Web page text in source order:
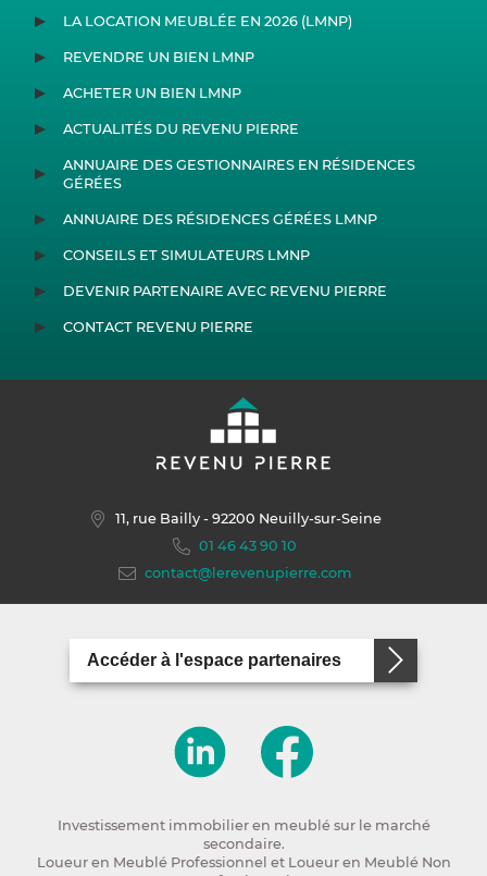
LA LOCATION MEUBLÉE EN 2026 (LMNP)
REVENDRE UN BIEN LMNP
ACHETER UN BIEN LMNP
ACTUALITÉS DU REVENU PIERRE
ANNUAIRE DES GESTIONNAIRES EN RÉSIDENCES
GÉRÉES
ANNUAIRE DES RÉSIDENCES GÉRÉES LMNP
CONSEILS ET SIMULATEURS LMNP
DEVENIR PARTENAIRE AVEC REVENU PIERRE
CONTACT REVENU PIERRE
11, rue Bailly- 92200 Neuilly-sur-Seine
01 46 43 90 10
contact@lerevenupierre.com
Accéder à l'espace partenaires
Investissement immobilier en meublé sur le marché
secondaire.
Loueur en Meublé Professionnel et Loueur en Meublé Non